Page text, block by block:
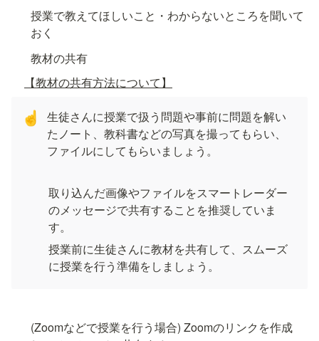
授業で教えてほしいこと・わからないところを聞いて
おく
教材の共有
【教材の共有方法について】
☝
生徒さんに授業で扱う問題や事前に問題を解い
たノート、教科書などの写真を撮ってもらい、
ファイルにしてもらいましょう。
取り込んだ画像やファイルをスマートレーダー
のメッセージで共有することを推奨していま
す。
授業前に生徒さんに教材を共有して、スムーズ
に授業を行う準備をしましょう。
(Zoomなどで授業を行う場合) Zoomのリンクを作成